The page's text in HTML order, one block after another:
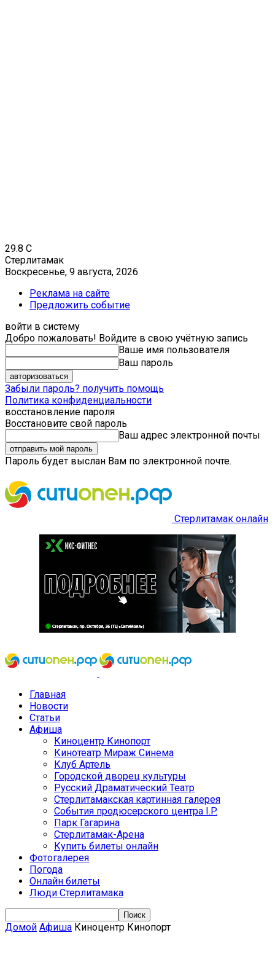
29.8 C
Стерлитамак
Воскресенье, 9 августа, 2026
Реклама на сайте
Предложить событие
войти в систему
Добро пожаловать! Войдите в свою учётную запись
Ваше имя пользователя
Ваш пароль
Забыли пароль? получить помощь
Политика конфиденциальности
восстановление пароля
Восстановите свой пароль
Ваш адрес электронной почты
Пароль будет выслан Вам по электронной почте.
Стерлитамак онлайн
Главная
Новости
Статьи
Афиша
Киноцентр Кинопорт
Кинотеатр Мираж Синема
Клуб Артель
Городской дворец культуры
Русский Драматический Театр
Стерлитамакская картинная галерея
События продюсерского центра I.P.
Парк Гагарина
Стерлитамак-Арена
Купить билеты онлайн
Фотогалерея
Погода
Онлайн билеты
Люди Стерлитамака
Домой Афиша Киноцентр Кинопорт